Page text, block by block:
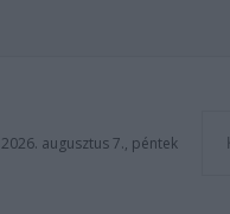
2026. augusztus 7., péntek